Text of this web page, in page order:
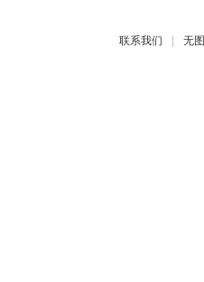
联系我们 | 无